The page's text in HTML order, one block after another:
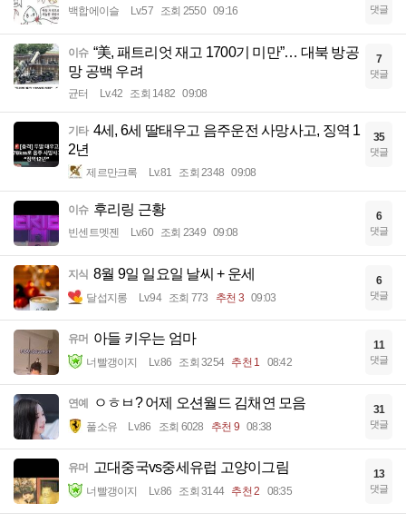
백합에이슬 Lv.57 조회 2550 09:16 댓글
이슈 “美, 패트리엇 재고 1700기 미만”… 대북 방공
망 공백 우려
균터 Lv.42 조회 1482 09:08
7
댓글
기타 4세, 6세 딸태우고 음주운전 사망사고, 징역 1
2년
제르만크록 Lv.81 조회 2348 09:08
35
댓글
이슈 후리링 근황
빈센트멧젠 Lv.60 조회 2349 09:08
6
댓글
지식 8월 9일 일요일 날씨 + 운세
달섭지롱 Lv.94 조회 773 추천 3 09:03
6
댓글
유머 아들 키우는 엄마
너빨갱이지 Lv.86 조회 3254 추천 1 08:42
11
댓글
연예 ㅇㅎㅂ? 어제 오션월드 김채연 모음
풀소유 Lv.86 조회 6028 추천 9 08:38
31
댓글
유머 고대중국vs중세유럽 고양이그림
너빨갱이지 Lv.86 조회 3144 추천 2 08:35
13
댓글